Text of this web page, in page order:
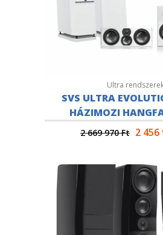
Ultra
SVS ULTRA
HÁZIMOZI
2 669 970Ft 2 456